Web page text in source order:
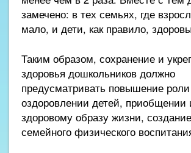
замечено: в тех семьях, где
мало, и дети, как правило,
Таким образом, сохранение и
здоровья дошкольников должно
предусматривать повышение
оздоровлении детей, приобщении
здоровому образу жизни,
семейного физического